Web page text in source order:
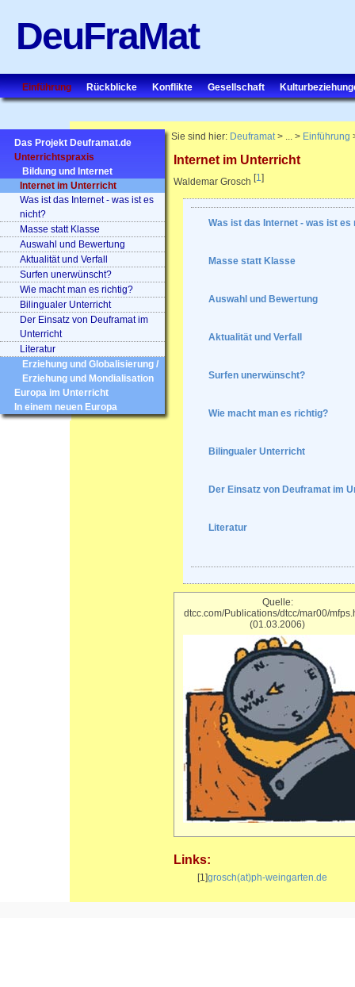
DeuFraMat
Einführung Rückblicke Konflikte Gesellschaft
Das Projekt Deuframat.de
Unterrichtspraxis
Bildung und Internet
Internet im Unterricht
Was ist das Internet - was ist es
nicht?
Masse statt Klasse
Auswahl und Bewertung
Aktualität und Verfall
Surfen unerwünscht?
Wie macht man es richtig?
Bilingualer Unterricht
Der Einsatz von Deuframat im
Unterricht
Literatur
Erziehung und Globalisierung /
Erziehung und Mondialisation
Europa im Unterricht
In einem neuen Europa
Sie sind hier: Deuframat> ... > Einführung
Internet im Unterricht
Waldemar Grosch [1]
Was ist das Internet - was ist es
Masse statt Klasse
Auswahl und Bewertung
Aktualität und Verfall
Surfen unerwünscht?
Wie macht man es richtig?
Bilingualer Unterricht
Der Einsatz von Deuframat im
Literatur
Quelle:
dtcc.com/Publications/dtcc/mar00/
(01.03.2006)
Links:
[1]grosch(at)ph-weingarten.de